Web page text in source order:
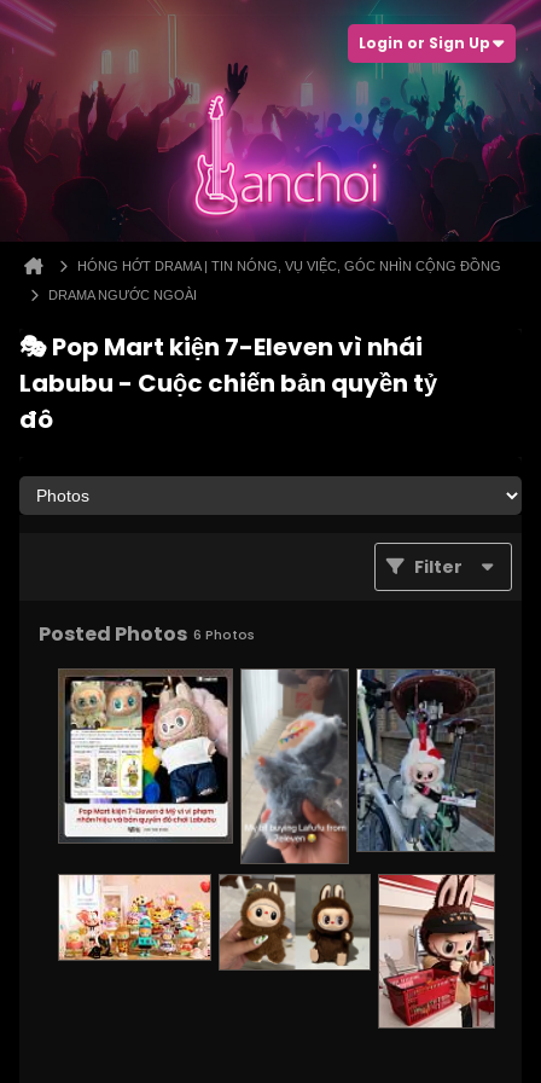
Login or Sign Up
HÓNG HỚT DRAMA | TIN NÓNG, VỤ VIỆC, GÓC NHÌN CỘNG ĐỒNG
DRAMA NGƯỚC NGOÀI
🎭 Pop Mart kiện 7-Eleven vì nhái
Labubu - Cuộc chiến bản quyền tỷ
đô
Filter
Posted Photos 6 Photos